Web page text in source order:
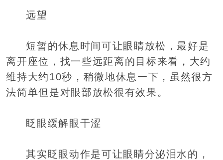
远望
短暂的休息时间可让眼睛放松，最好是
离开座位，找一些远距离的目标来看，大约
维持大约10秒，稍微地休息一下，虽然很方
法简单但是对眼部放松很有效果。
眨眼缓解眼干涩
其实眨眼动作是可让眼睛分泌泪水的，